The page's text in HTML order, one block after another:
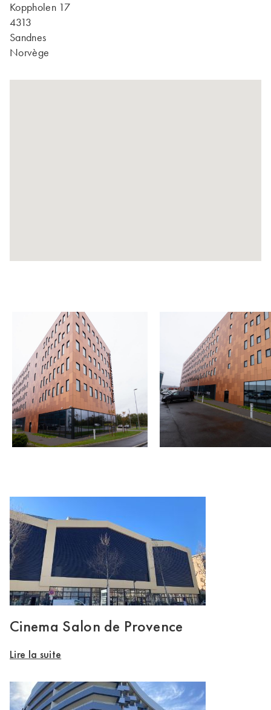
Koppholen 17
4313
Sandnes
Norvège
Cinema Salon de Provence
Lire la suite